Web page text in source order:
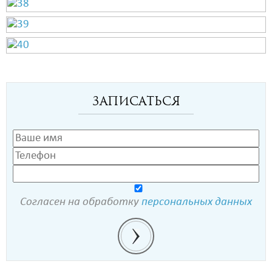
Записаться
Согласен на обработку персональных данных